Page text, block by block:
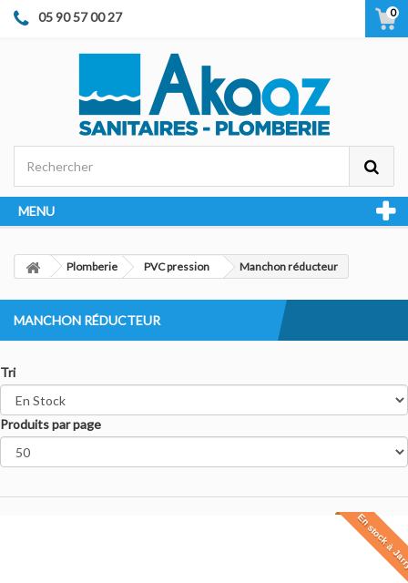
05 90 57 00 27 0
MENU
Plomberie PVC pression Manchon réducteur
MANCHON RÉDUCTEUR
Tri
Produits par page
En stock à